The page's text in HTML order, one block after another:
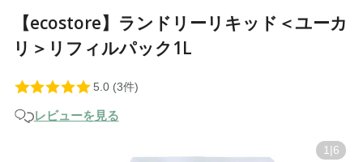
【ecostore】ランドリーリキッド＜ユーカ
リ＞リフィルパック1L
レビューを見る
1 6